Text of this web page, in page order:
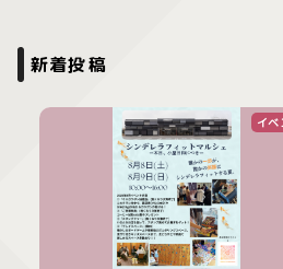
新着投稿
イベ